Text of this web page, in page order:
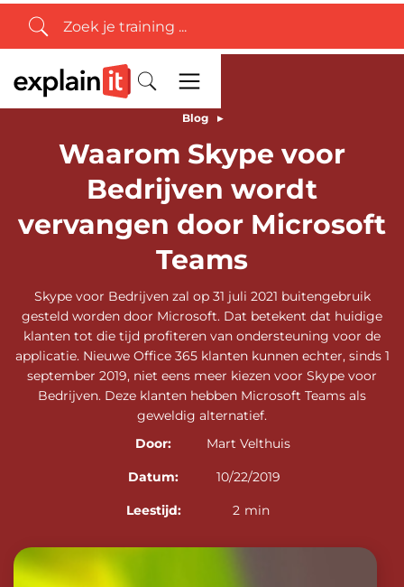
Blog ▸
Waarom Skype voor
Bedrijven wordt
vervangen door Microsoft
Teams
Skype voor Bedrijven zal op 31 juli 2021 buitengebruik
gesteld worden door Microsoft. Dat betekent dat huidige
klanten tot die tijd profiteren van ondersteuning voor de
applicatie. Nieuwe Office 365 klanten kunnen echter, sinds 1
september 2019, niet eens meer kiezen voor Skype voor
Bedrijven. Deze klanten hebben Microsoft Teams als
geweldig alternatief.
Door:
Mart Velthuis
Datum: 10/22/2019
Leestijd: 2 min